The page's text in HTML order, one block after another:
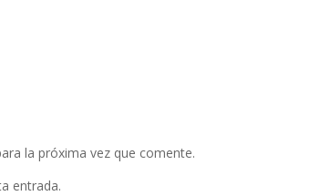
la próxima vez que comente.
entrada.